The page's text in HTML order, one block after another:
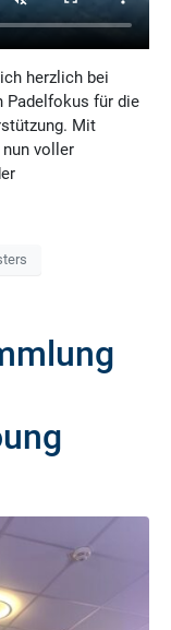
herzlich bei
Padelfokus für die
Mit
voller